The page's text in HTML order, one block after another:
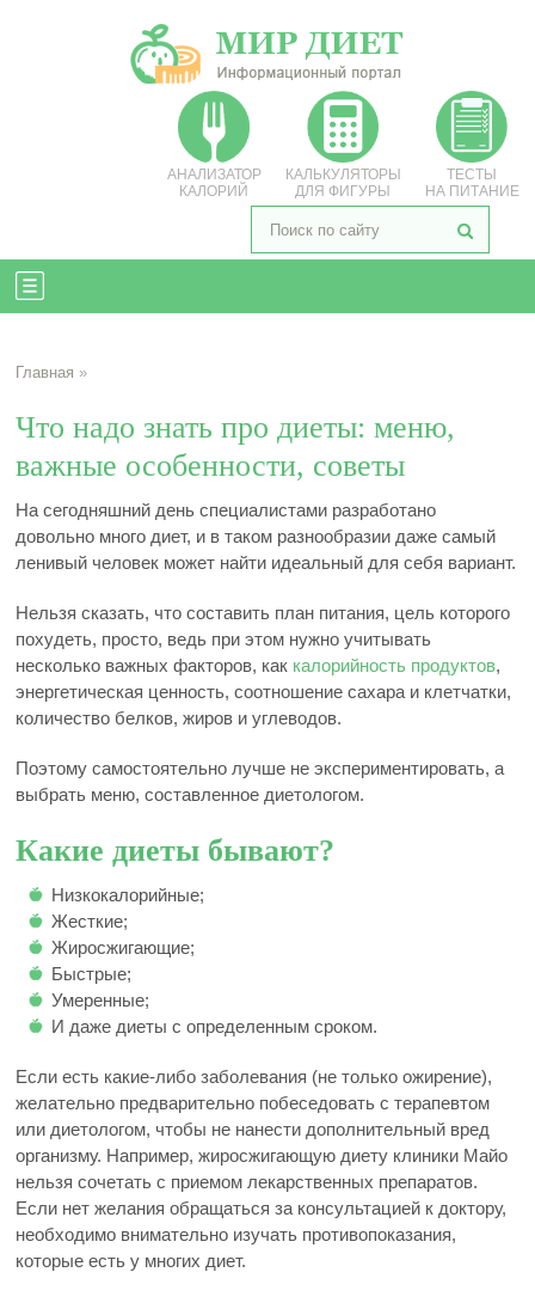
АНАЛИЗАТОР
КАЛОРИЙ
КАЛЬКУЛЯТОРЫ
ДЛЯ ФИГУРЫ
ТЕСТЫ
НА ПИТАНИЕ
Главная »
Что надо знать про диеты: меню,
важные особенности, советы
На сегодняшний день специалистами разработано
довольно много диет, и в таком разнообразии даже самый
ленивый человек может найти идеальный для себя вариант.
Нельзя сказать, что составить план питания, цель которого
похудеть, просто, ведь при этом нужно учитывать
несколько важных факторов, как калорийность продуктов,
энергетическая ценность, соотношение сахара и клетчатки,
количество белков, жиров и углеводов.
Поэтому самостоятельно лучше не экспериментировать, а
выбрать меню, составленное диетологом.
Какие диеты бывают?
Низкокалорийные;
Жесткие;
Жиросжигающие;
Быстрые;
Умеренные;
И даже диеты с определенным сроком.
Если есть какие-либо заболевания (не только ожирение),
желательно предварительно побеседовать с терапевтом
или диетологом, чтобы не нанести дополнительный вред
организму. Например, жиросжигающую диету клиники Майо
нельзя сочетать с приемом лекарственных препаратов.
Если нет желания обращаться за консультацией к доктору,
необходимо внимательно изучать противопоказания,
которые есть у многих диет.